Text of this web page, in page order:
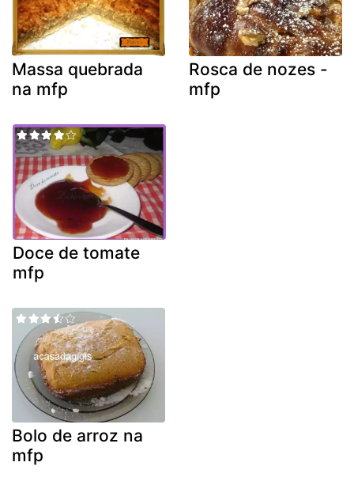
Massa quebrada
na mfp
Rosca de nozes -
mfp
Doce de tomate
mfp
Bolo de arroz na
mfp